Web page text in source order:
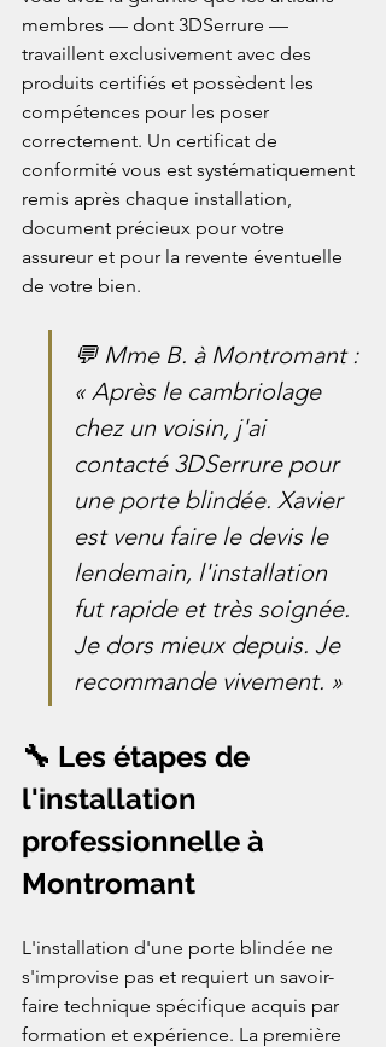
membres — dont 3DSerrure —
travaillent exclusivement avec des
produits certifiés et possèdent les
compétences pour les poser
correctement. Un certificat de
conformité vous est systématiquement
remis après chaque installation,
document précieux pour votre
assureur et pour la revente éventuelle
de votre bien.
💬 Mme B. à Montromant :
« Après le cambriolage
chez un voisin, j'ai
contacté 3DSerrure pour
une porte blindée. Xavier
est venu faire le devis le
lendemain, l'installation
fut rapide et très soignée.
Je dors mieux depuis. Je
recommande vivement. »
🔧 Les étapes de
l'installation
professionnelle à
Montromant
L'installation d'une porte blindée ne
s'improvise pas et requiert un savoir-
faire technique spécifique acquis par
formation et expérience. La première